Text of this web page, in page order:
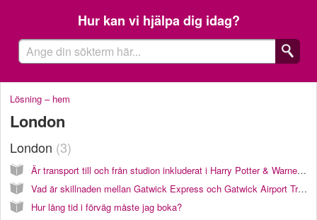
Hur kan vi hjälpa dig idag?
Lösning – hem
London
London 3
Är transport till och från studion inkluderat i Harry Potter & Warner Bros. Studios tour?
Vad är skillnaden mellan Gatwick Express och Gatwick Airport Train?
Hur lång tid i förväg måste jag boka?